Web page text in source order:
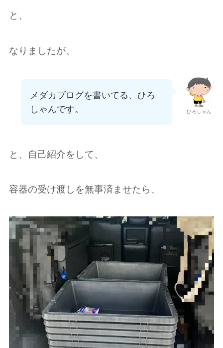
と、
なりましたが、
ひろしゃん
メダカブログを書いてる、ひろ
しゃんです。
と、自己紹介をして、
容器の受け渡しを無事済ませたら、